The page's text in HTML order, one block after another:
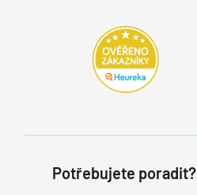
Potřebujete poradit?